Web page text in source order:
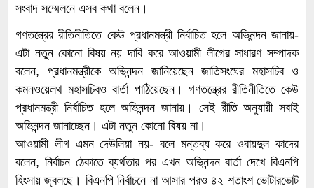
Subject–এ লিখতে হবে কোন জেলা/ উপজেলা/
ক্যাম্পাস প্রতিনিধি। আমাদের সাথে যোগাযোগের ঠিকানা
:- Email:- bondhantv@gmail.com
টেলিফোন:- +8809638788837,
+8801911040586 (Whatsapp), সকাল ৯টা
থেকে রাত ১১.৫৯ পর্যন্ত। আমাদের নিয়োগ পদ্ধতি :-
প্রথমে আপনার কাগজ যাচাই বাছাই করা হবে। আপনি
প্রাথমিক ভাবে চুড়ান্ত হলে সেটি সম্পাদকের কাছে প্রেরণ
করা হবে। সর্বশেষ সম্পাদক কর্তৃক চুড়ান্ত হলে আপনার
সাথে যোগাযোগ করা হবে মোবাইল এবং ইমেল এর
মাধ্যমে। আপনাকে আমাদের ট্রেনিং এবং অবজারভেশন
সংবাদ সম্মেলনে এসব কথা বলেন।
গণতন্ত্রের রীতিনীতিতে কেউ প্রধানমন্ত্রী নির্বাচিত হলে অভিনন্দন জানায়-
এটা নতুন কোনো বিষয় নয় দাবি করে আওয়ামী লীগের সাধারণ সম্পাদক
বলেন, প্রধানমন্ত্রীকে অভিনন্দন জানিয়েছেন জাতিসংঘের মহাসচিব ও
কমনওয়েলথ মহাসচিবও বার্তা পাঠিয়েছেন। গণতন্ত্রের রীতিনীতিতে কেউ
প্রধানমন্ত্রী নির্বাচিত হলে অভিনন্দন জানায়। সেই রীতি অনুযায়ী সবাই
অভিনন্দন জানাচ্ছেন। এটা নতুন কোনো বিষয় না।
আওয়ামী লীগ এমন দেউলিয়া নয়- বলে মন্তব্য করে ওবায়দুল কাদের
বলেন, নির্বাচন ঠেকাতে ব্যর্থতার পর এখন অভিনন্দন বার্তা দেখে বিএনপি
হিংসায় জ্বলছে। বিএনপি নির্বাচনে না আসার পরও ৪২ শতাংশ ভোটারভোট